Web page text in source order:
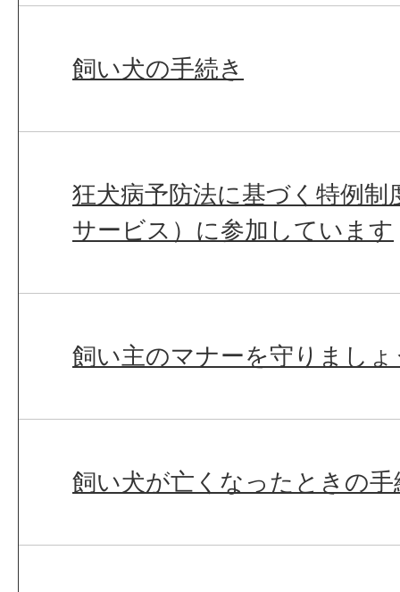
飼い犬の手続き
狂犬病予防法に基づく特例
サービス）に参加しています
飼い主のマナーを守りましょ
飼い犬が亡くなったときの手